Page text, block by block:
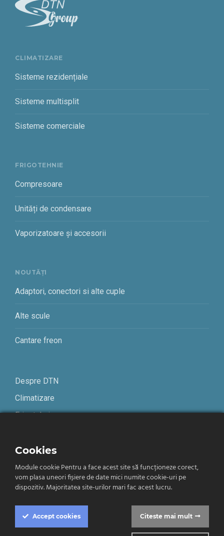
CLIMATIZARE
Sisteme rezidențiale
Sisteme multisplit
Sisteme comerciale
FRIGOTEHNIE
Compresoare
Unități de condensare
Vaporizatoare și accesorii
NOUTĂȚI
Adaptori, conectori si alte cuple
Alte scule
Cantare freon
Despre DTN
Climatizare
Frigotehnie
Termeni și condiții
Confidențialitate
Cookies
Module cookie Pentru a face acest site să funcționeze corect,
vom plasa uneori fișiere de date mici numite cookie-uri pe
dispozitiv. Majoritatea site-urilor mari fac acest lucru.
Accept cookies Citeste mai mult